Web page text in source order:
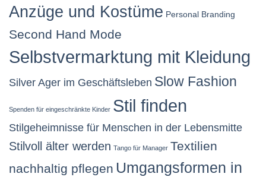
Anzüge und Kostüme Personal Branding
Second Hand Mode
Selbstvermarktung mit Kleidung
Silver Ager im Geschäftsleben Slow Fashion
Spenden für eingeschränkte Kinder Stil finden
Stilgeheimnisse für Menschen in der Lebensmitte
Stilvoll älter werden Tango für Manager Textilien
nachhaltig pflegen Umgangsformen in